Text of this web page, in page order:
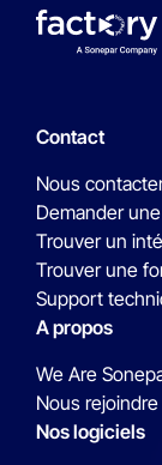
Contact
Nous
Demander
Trouver un
Trouver une
Support
A propos
We Are
Nous rejoindre
Nos logiciels